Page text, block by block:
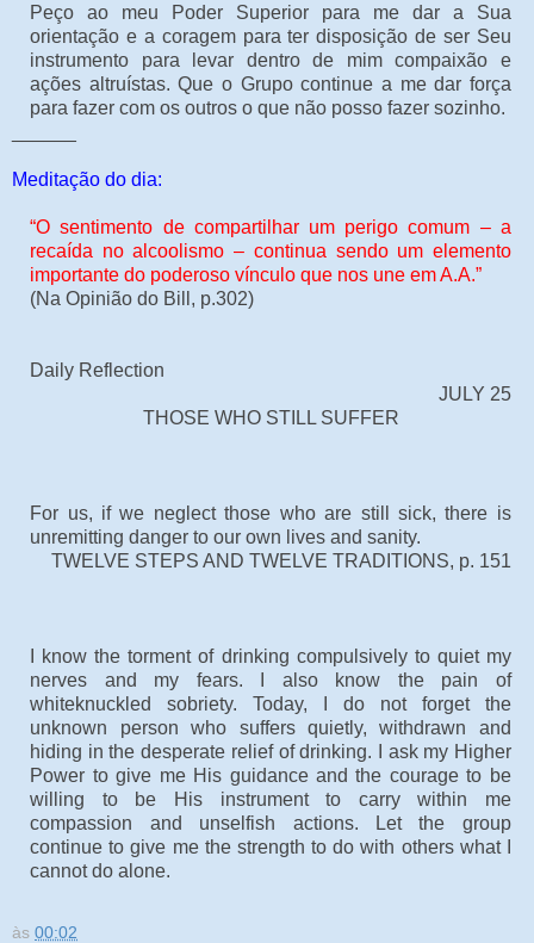
Peço ao meu Poder Superior para me dar a Sua
orientação e a coragem para ter disposição de ser Seu
instrumento para levar dentro de mim compaixão e
ações altruístas. Que o Grupo continue a me dar força
para fazer com os outros o que não posso fazer sozinho.
Meditação do dia:
“O sentimento de compartilhar um perigo comum – a
recaída no alcoolismo – continua sendo um elemento
importante do poderoso vínculo que nos une em A.A.”
(Na Opinião do Bill, p.302)
Daily Reflection
JULY 25
THOSE WHO STILL SUFFER
For us, if we neglect those who are still sick, there is
unremitting danger to our own lives and sanity.
TWELVE STEPS AND TWELVE TRADITIONS, p. 151
I know the torment of drinking compulsively to quiet my
nerves and my fears. I also know the pain of
whiteknuckled sobriety. Today, I do not forget the
unknown person who suffers quietly, withdrawn and
hiding in the desperate relief of drinking. I ask my Higher
Power to give me His guidance and the courage to be
willing to be His instrument to carry within me
compassion and unselfish actions. Let the group
continue to give me the strength to do with others what I
cannot do alone.
às 00:02